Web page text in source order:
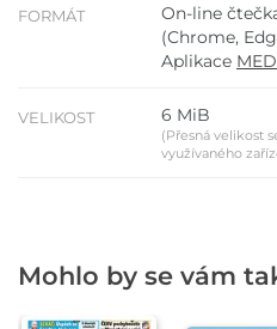
FORMÁT
On-line
(Chrome,
Aplikace
VELIKOST 6 MiB
(Přesná velikost
využívaného
Mohlo by se vám